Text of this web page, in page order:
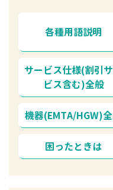
各種用語説明
サービス仕様(割引
ビス含む)全般
機器(EMTA/HGW)
困ったときは